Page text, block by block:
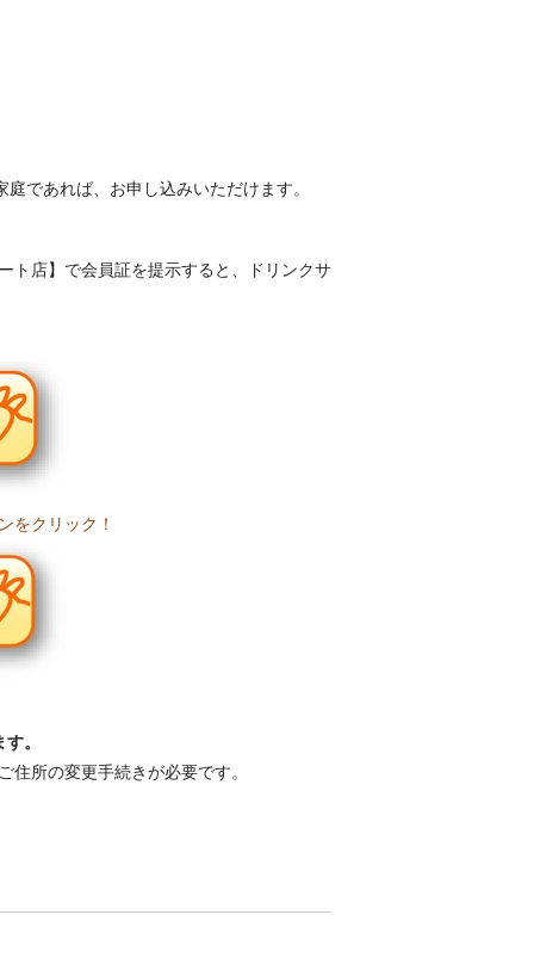
であれば、 お申し込みいただけます。
ト店】 で会員証を提示すると、ドリンクサ
をクリック！
。
所の変更手続きが必要です。